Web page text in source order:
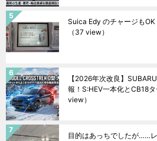
Suica Edy のチャージも
（37 view）
【2026年次改良】
報！S:HEV一本化とCB18
view）
目的はあっちでしたが……